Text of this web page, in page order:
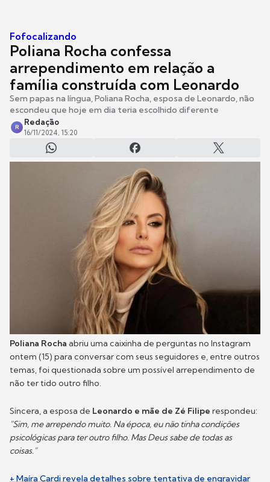
Fofocalizando
Poliana Rocha confessa
arrependimento em relação a
família construída com Leonardo
Sem papas na língua, Poliana Rocha, esposa de Leonardo, não
escondeu que hoje em dia teria escolhido diferente
R
Redação
16/11/2024, 15:20
Poliana Rocha abriu uma caixinha de perguntas no Instagram
ontem (15) para conversar com seus seguidores e, entre outros
temas, foi questionada sobre um possível arrependimento de
não ter tido outro filho.
Sincera, a esposa de Leonardo e mãe de Zé Filipe respondeu:
"Sim, me arrependo muito. Na época, eu não tinha condições
psicológicas para ter outro filho. Mas Deus sabe de todas as
coisas."
+ Maíra Cardi revela detalhes sobre tentativa de engravidar